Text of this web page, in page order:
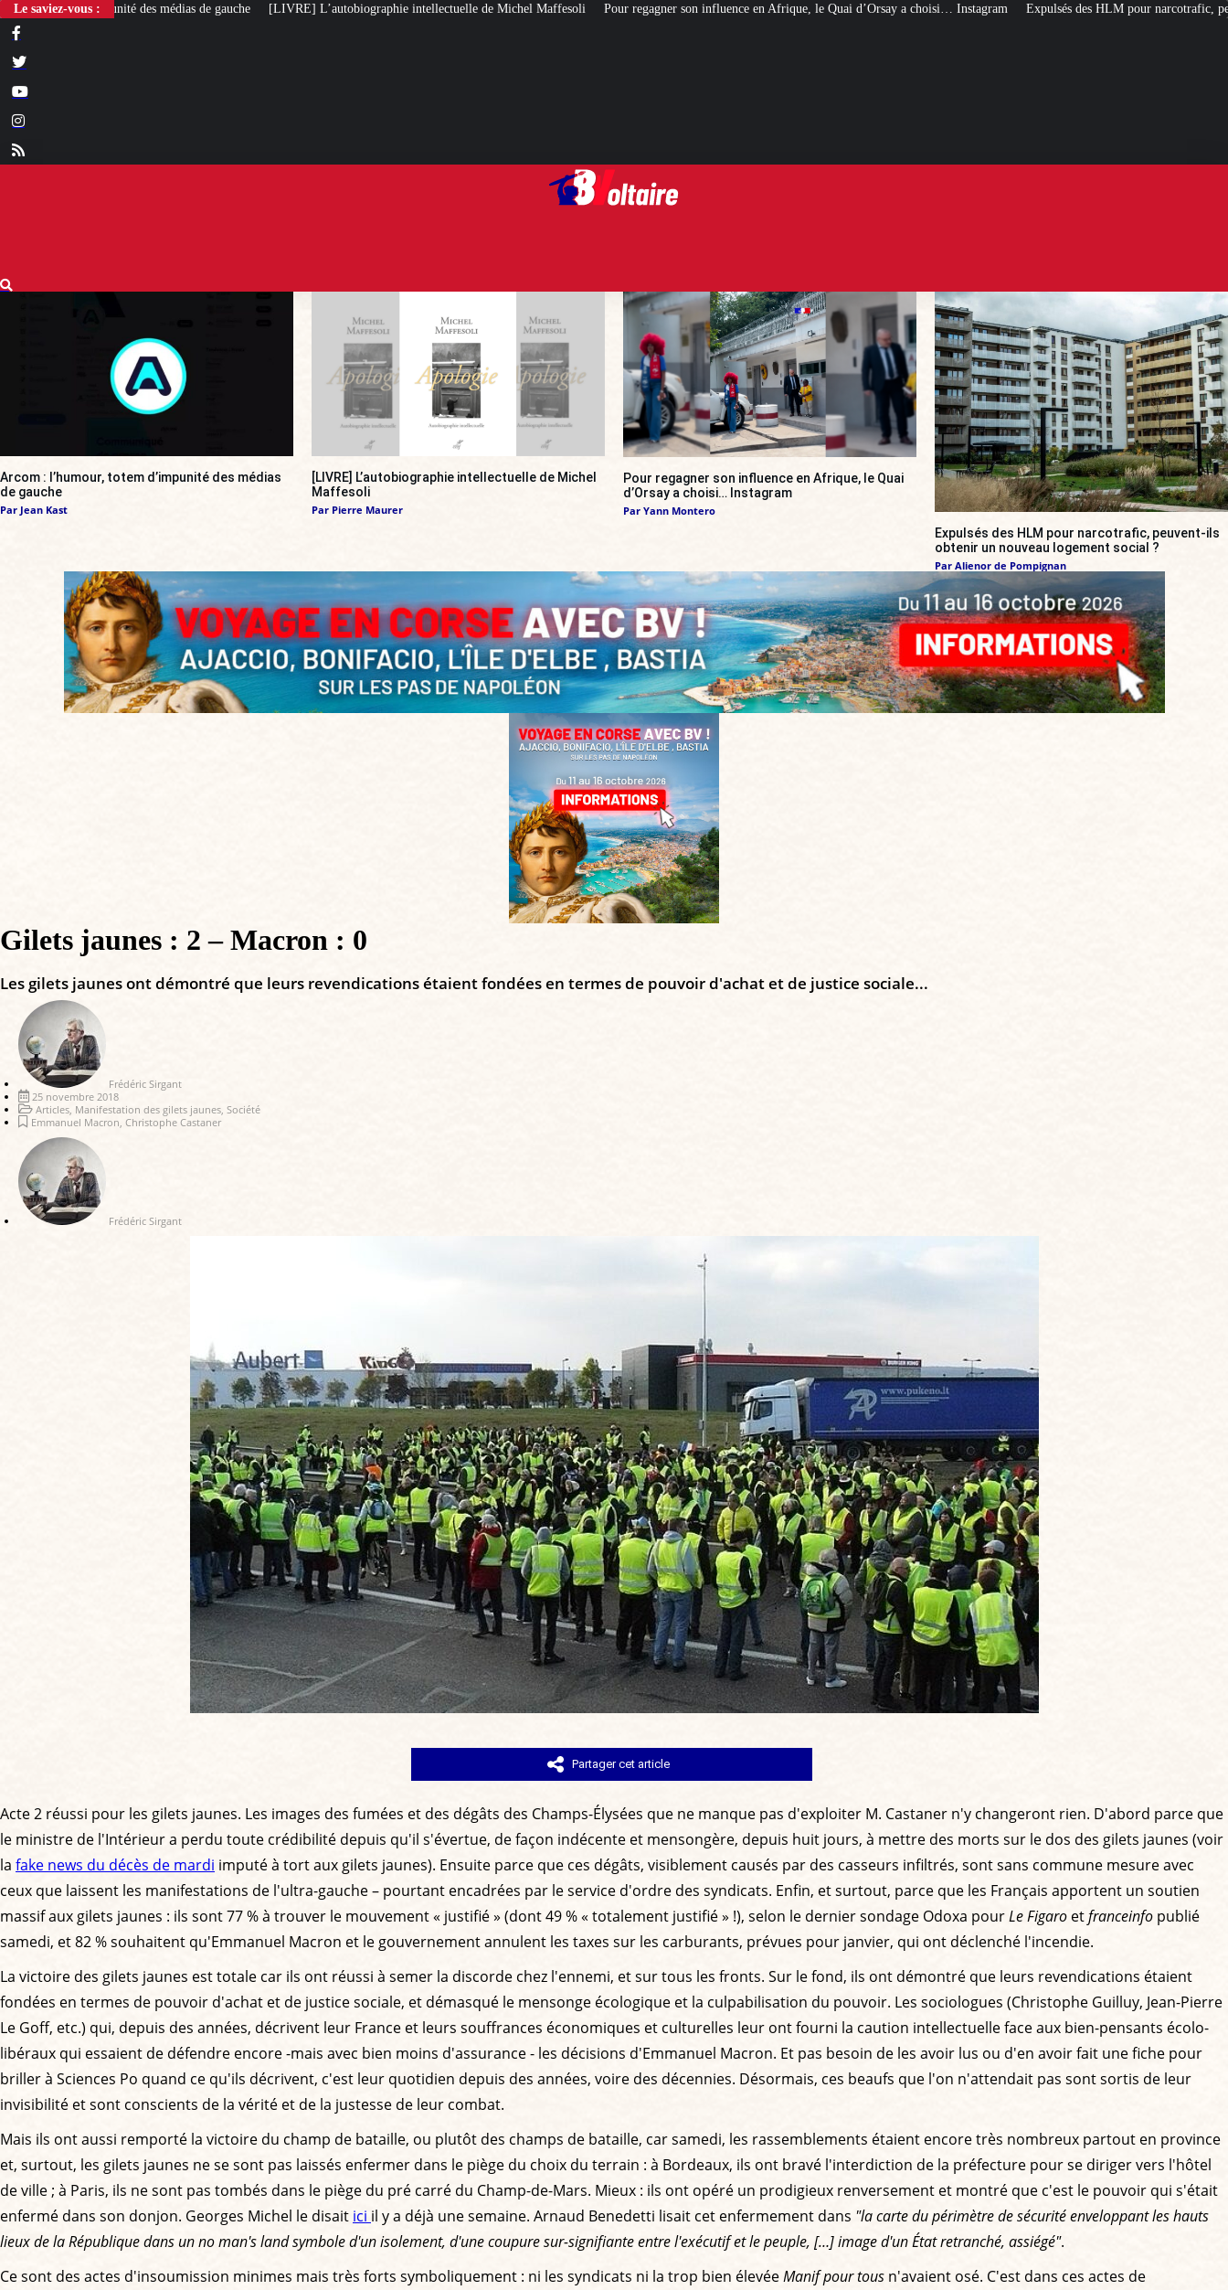
Le saviez-vous :
médias de gauche [LIVRE] L’autobiographie intellectuelle de Michel Maffesoli Pour regagner son influence en Afrique, le Quai d’Orsay a choisi… Instagram Expulsés des HLM pour narcotrafic, peuvent-ils obtenir un
Arcom : l’humour, totem d’impunité des médias
de gauche
Par Jean Kast
[LIVRE] L’autobiographie intellectuelle de Michel
Maffesoli
Par Pierre Maurer
Pour regagner son influence en Afrique, le Quai
d’Orsay a choisi… Instagram
Par Yann Montero
Expulsés des HLM pour narcotrafic, peuvent-ils
obtenir un nouveau logement social ?
Par Alienor de Pompignan
Gilets jaunes : 2 – Macron : 0
Les gilets jaunes ont démontré que leurs revendications étaient fondées en termes de pouvoir d'achat et de justice sociale...
Frédéric Sirgant
25 novembre 2018
Articles Manifestation des gilets jaunes Société
Emmanuel Macron Christophe Castaner
Frédéric Sirgant
Partager cet article
Acte 2 réussi pour les gilets jaunes. Les images des fumées et des dégâts des Champs-Élysées que ne manque pas d'exploiter M. Castaner n'y changeront rien. D'abord parce que
le ministre de l'Intérieur a perdu toute crédibilité depuis qu'il s'évertue, de façon indécente et mensongère, depuis huit jours, à mettre des morts sur le dos des gilets jaunes (voir
la fake news du décès de mardi imputé à tort aux gilets jaunes). Ensuite parce que ces dégâts, visiblement causés par des casseurs infiltrés, sont sans commune mesure avec
ceux que laissent les manifestations de l'ultra-gauche – pourtant encadrées par le service d'ordre des syndicats. Enfin, et surtout, parce que les Français apportent un soutien
massif aux gilets jaunes : ils sont 77 % à trouver le mouvement « justifié » (dont 49 % « totalement justifié » !), selon le dernier sondage Odoxa pourLe Figaroetfranceinfo publié
samedi, et 82 % souhaitent qu'Emmanuel Macron et le gouvernement annulent les taxes sur les carburants, prévues pour janvier, qui ont déclenché l'incendie.
La victoire des gilets jaunes est totale car ils ont réussi à semer la discorde chez l'ennemi, et sur tous les fronts. Sur le fond, ils ont démontré que leurs revendications étaient
fondées en termes de pouvoir d'achat et de justice sociale, et démasqué le mensonge écologique et la culpabilisation du pouvoir. Les sociologues (Christophe Guilluy, Jean-Pierre
Le Goff, etc.) qui, depuis des années, décrivent leur France et leurs souffrances économiques et culturelles leur ont fourni la caution intellectuelle face aux bien-pensants écolo-
libéraux qui essaient de défendre encore -mais avec bien moins d'assurance - les décisions d'Emmanuel Macron. Et pas besoin de les avoir lus ou d'en avoir fait une fiche pour
briller à Sciences Po quand ce qu'ils décrivent, c'est leur quotidien depuis des années, voire des décennies. Désormais, ces beaufs que l'on n'attendait pas sont sortis de leur
invisibilité et sont conscients de la vérité et de la justesse de leur combat.
Mais ils ont aussi remporté la victoire du champ de bataille, ou plutôt des champs de bataille, car samedi, les rassemblements étaient encore très nombreux partout en province
et, surtout, les gilets jaunes ne se sont pas laissés enfermer dans le piège du choix du terrain : à Bordeaux, ils ont bravé l'interdiction de la préfecture pour se diriger vers l'hôtel
de ville ; à Paris, ils ne sont pas tombés dans le piège du pré carré du Champ-de-Mars. Mieux : ils ont opéré un prodigieux renversement et montré que c'est le pouvoir qui s'était
enfermé dans son donjon. Georges Michel le disait ici il y a déjà une semaine. Arnaud Benedetti lisait cet enfermement dans "la carte du périmètre de sécurité enveloppant les hauts
lieux de la République dans un no man's land symbole d'un isolement, d'une coupure sur-signifiante entre l'exécutif et le peuple, […] image d'un État retranché, assiégé".
Ce sont des actes d'insoumission minimes mais très forts symboliquement : ni les syndicats ni la trop bien élevéeManif pour tous n'avaient osé. C'est dans ces actes de